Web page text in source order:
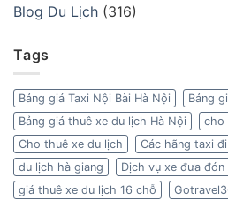
Blog Du Lịch (316)
Tags
Bảng giá Taxi Nội Bài Hà Nội
Bảng
Bảng giá thuê xe du lịch Hà Nội
cho
Cho thuê xe du lịch
Các hãng taxi
du lịch hà giang
Dịch vụ xe đưa đón
giá thuê xe du lịch 16 chỗ